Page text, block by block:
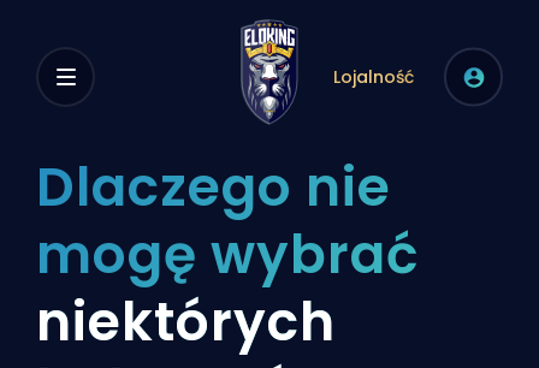
Lojalność
Dlaczego nie
mogę wybrać
niektórych